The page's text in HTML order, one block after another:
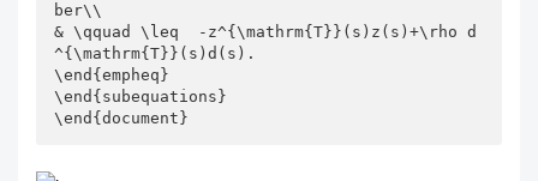
ber\\
& \qquad \leq  -z^{\mathrm{T}}(s)z(s)+\rho d
^{\mathrm{T}}(s)d(s).
\end{empheq}
\end{subequations}
\end{document}